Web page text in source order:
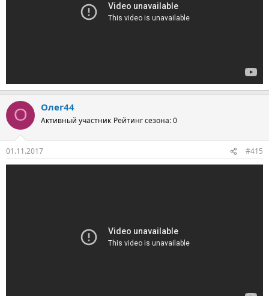
О Олег44
Активный участник Рейтинг сезона: 0
01.11.2017 #415